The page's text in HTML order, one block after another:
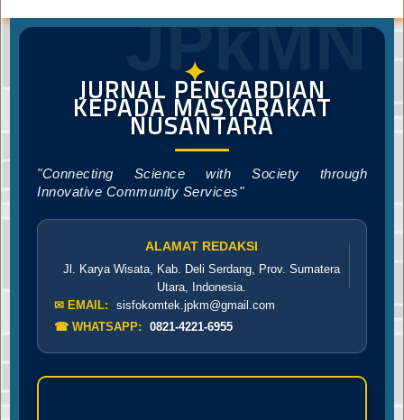
JPkMN
✦
JURNAL PENGABDIAN
KEPADA MASYARAKAT
NUSANTARA
"Connecting Science with Society through
Innovative Community Services"
ALAMAT REDAKSI
Jl. Karya Wisata, Kab. Deli Serdang, Prov. Sumatera
Utara, Indonesia.
✉ EMAIL:
sisfokomtek.jpkm@gmail.com
☎ WHATSAPP:
0821-4221-6955